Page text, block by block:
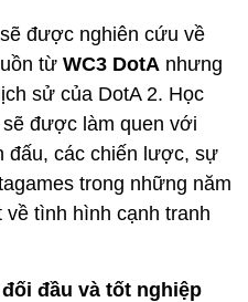
được nghiên cứu về
từ WC3 DotA nhưng
sử của DotA 2. Học
được làm quen với
đấu, các chiến lược, sự
trong những năm
tình hình cạnh tranh
đầu và tốt nghiệp